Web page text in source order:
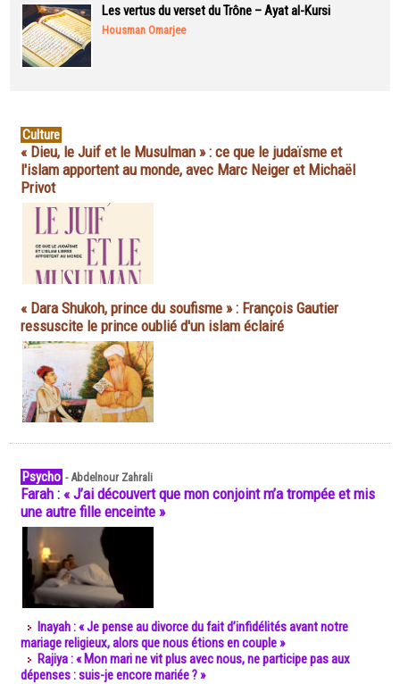
Les vertus du verset du Trône – Ayat al-Kursi
Housman Omarjee
Culture
« Dieu, le Juif et le Musulman » : ce que le judaïsme et
l'islam apportent au monde, avec Marc Neiger et Michaël
Privot
« Dara Shukoh, prince du soufisme » : François Gautier
ressuscite le prince oublié d'un islam éclairé
Psycho -Abdelnour Zahrali
Farah : « J’ai découvert que mon conjoint m’a trompée et mis
une autre fille enceinte »
Inayah : « Je pense au divorce du fait d’infidélités avant notre
mariage religieux, alors que nous étions en couple »
Rajiya : « Mon mari ne vit plus avec nous, ne participe pas aux
dépenses : suis-je encore mariée ? »